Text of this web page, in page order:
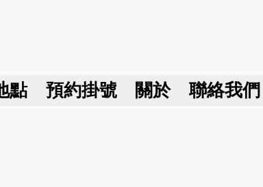
點 預約掛號 關於 聯絡我們